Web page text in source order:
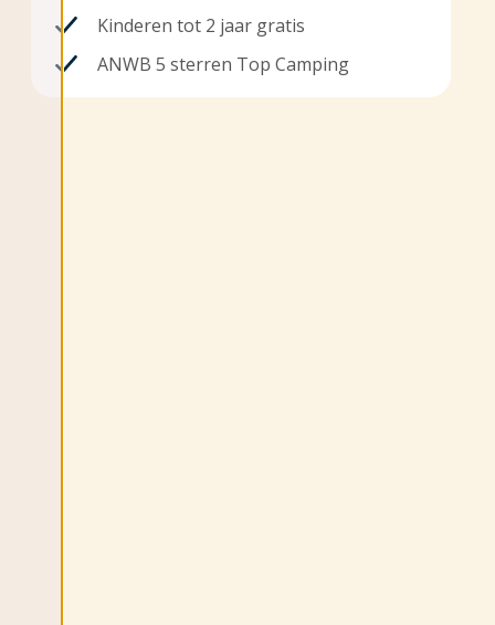
Kinderen tot 2 jaar gratis
ANWB 5 sterren Top Camping